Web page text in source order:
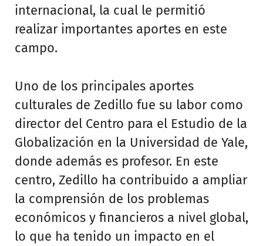
internacional, la cual le permitió
realizar importantes aportes en este
campo.
Uno de los principales aportes
culturales de Zedillo fue su labor como
director del Centro para el Estudio de la
Globalización en la Universidad de Yale,
donde además es profesor. En este
centro, Zedillo ha contribuido a ampliar
la comprensión de los problemas
económicos y financieros a nivel global,
lo que ha tenido un impacto en el